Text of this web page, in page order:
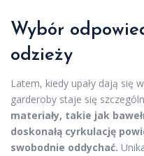
Wybór
odzieży
Latem, kiedy upały dają się
garderoby staje się
materiały, takie jak
doskonałą cyrkulację
swobodnie oddychać.